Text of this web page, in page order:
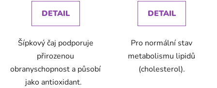
DETAIL
Šípkový čaj podporuje
přirozenou
obranyschopnost a působí
jako antioxidant.
DETAIL
Pro normální stav
metabolismu lipidů
(cholesterol).